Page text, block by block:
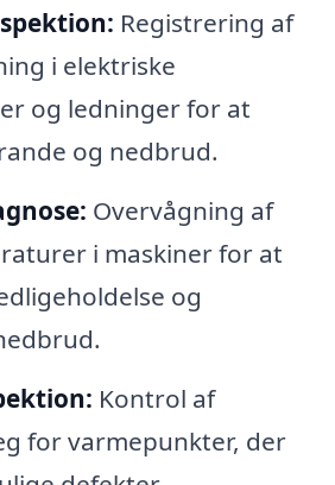
Registrering af
i elektriske
og ledninger for at
og nedbrud.
Overvågning af
i maskiner for at
og
Kontrol af
for varmepunkter, der